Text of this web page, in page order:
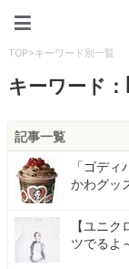
TOP>キーワード別一覧
キーワード：
記事一覧
「ゴデ
かわグッ
【ユニ
ツでるよ